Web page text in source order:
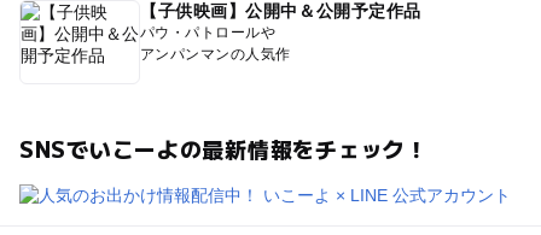
【子供映画】公開中＆公開予定作品
パウ・パトロールや
アンパンマンの人気作
SNSでいこーよの最新情報をチェック！